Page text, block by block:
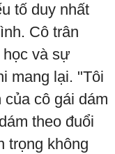
tố duy nhất
Cô trân
và sự
mang lại. "Tôi
cô gái dám
theo đuổi
trọng không